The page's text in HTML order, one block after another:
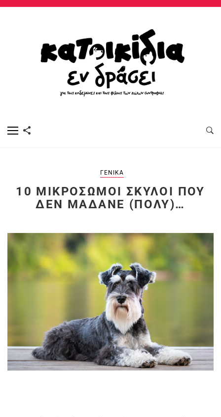
ΓΕΝΙΚΆ
10 ΜΙΚΡΌΣΩΜΟΙ ΣΚΎΛΟΙ ΠΟΥ
ΔΕΝ ΜΑΔΆΝΕ (ΠΟΛΎ)…